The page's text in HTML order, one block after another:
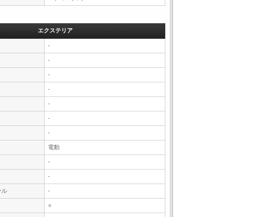
エクステリア
-
-
-
-
-
-
-
電動
-
-
ル -
○